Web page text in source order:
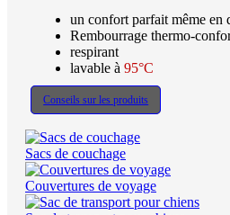
un confort parfait même en
Rembourrage thermo-
respirant
lavable à 95°C
Conseils sur les produits
Sacs de couchage
Couvertures de voyage